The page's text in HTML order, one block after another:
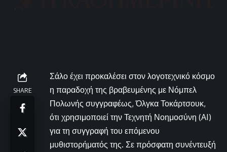
SHARE
Σάλο έχει προκαλέσει στον λογοτεχνικό κόσμο
η παραδοχή της βραβευμένης με Νόμπελ
Πολωνής συγγραφέως, Όλγκα Τοκάρτσουκ,
ότι χρησιμοποιεί την Τεχνητή Νοημοσύνη (AI)
για τη συγγραφή του επόμενου
μυθιστορήματός της. Σε πρόσφατη συνέντευξή